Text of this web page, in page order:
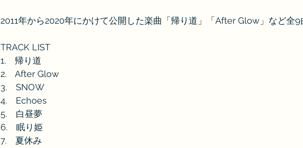
2011年から2020年にかけて公開した楽曲​「帰り道」「After Glow」など全9
TRACK LIST
1.　帰り道
2.　After Glow
3.　SNOW
4.　Echoes
5.　白昼夢
6.　眠り姫
7.　夏休み